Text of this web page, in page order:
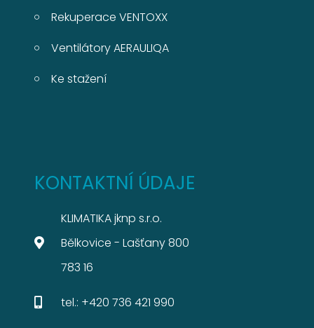
Rekuperace VENTOXX
Ventilátory AERAULIQA
Ke stažení
KONTAKTNÍ ÚDAJE
KLIMATIKA jknp s.r.o.
Bělkovice - Lašťany 800
783 16
tel.: +420 736 421 990